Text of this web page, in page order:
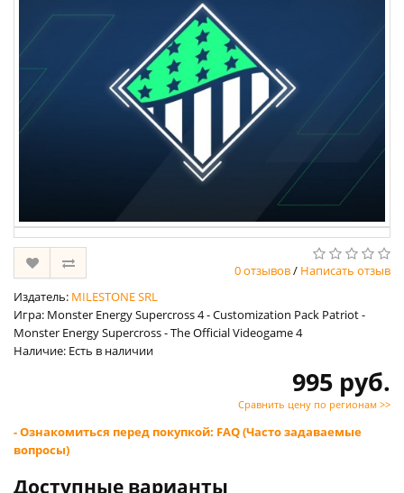
0 отзывов/ Написать отзыв
Издатель: MILESTONE SRL
Игра: Monster Energy Supercross 4 - Customization Pack Patriot -
Monster Energy Supercross - The Official Videogame 4
Наличие: Есть в наличии
995 руб.
Сравнить цену по регионам >>
- Ознакомиться перед покупкой: FAQ (Часто задаваемые
вопросы)
Доступные варианты